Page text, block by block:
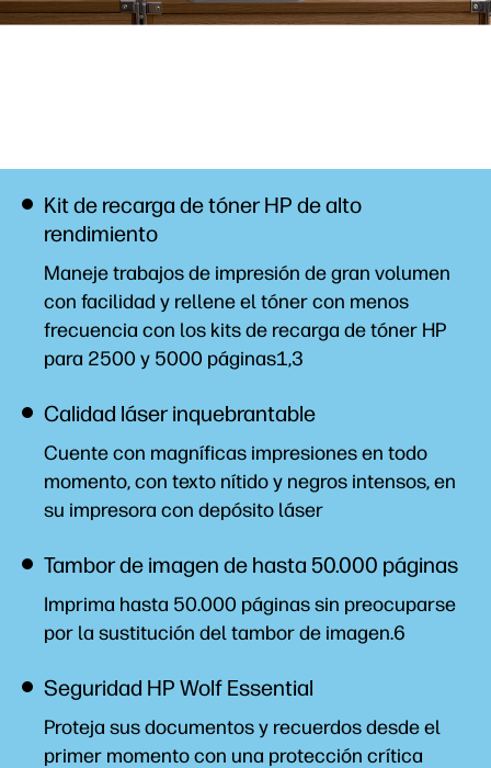
Kit de recarga de tóner HP de alto
rendimiento
Maneje trabajos de impresión de gran volumen
con facilidad y rellene el tóner con menos
frecuencia con los kits de recarga de tóner HP
para 2500 y 5000 páginas1,3
Calidad láser inquebrantable
Cuente con magníficas impresiones en todo
momento, con texto nítido y negros intensos, en
su impresora con depósito láser
Tambor de imagen de hasta 50.000 páginas
Imprima hasta 50.000 páginas sin preocuparse
por la sustitución del tambor de imagen.6
Seguridad HP Wolf Essential
Proteja sus documentos y recuerdos desde el
primer momento con una protección crítica